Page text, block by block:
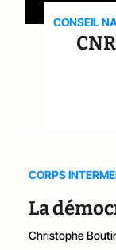
CONSEIL
CORPS
La
Christophe